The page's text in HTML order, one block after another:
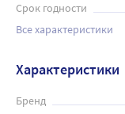
Срок годности
Все характеристики
Характеристики
Бренд